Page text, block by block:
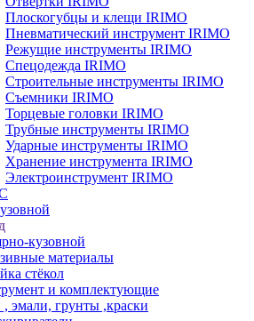
Плоскогубцы и клещи IRIMO
Пневматический инструмент IRIMO
Режущие инструменты IRIMO
Спецодежда IRIMO
Строительные инструменты IRIMO
Съемники IRIMO
Торцевые головки IRIMO
Трубные инструменты IRIMO
Ударные инструменты IRIMO
Хранение инструмента IRIMO
Электроинструмент IRIMO
кузовной
материалы
стёкол
и комплектующие
эмали, грунты ,краски